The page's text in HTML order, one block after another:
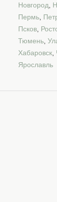
Новгород
Пермь
Псков
Тюмень
Хабаровск
Ярославль